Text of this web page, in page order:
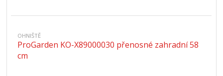
OHNIŠTĚ
ProGarden KO-X89000030 přenosné zahradní 58
cm